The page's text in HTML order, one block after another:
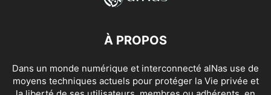
À PROPOS
Dans un monde numérique et interconnecté alNas use de
moyens techniques actuels pour protéger la Vie privée et